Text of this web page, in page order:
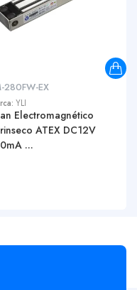
280FW-EX
YLI
Electromagnético
ATEX DC12V
...